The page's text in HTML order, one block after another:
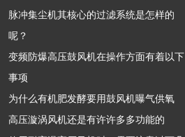
脉冲集尘机其核心的过滤系统是怎样的
呢？
变频防爆高压鼓风机在操作方面有着以下
事项
为什么有机肥发酵要用鼓风机曝气供氧
高压漩涡风机还是有许许多多功能的